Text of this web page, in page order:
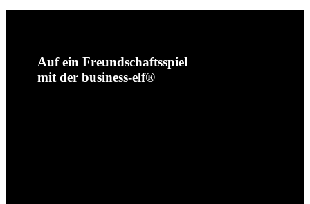
Auf ein Freundschaftsspiel
mit der business-elf®